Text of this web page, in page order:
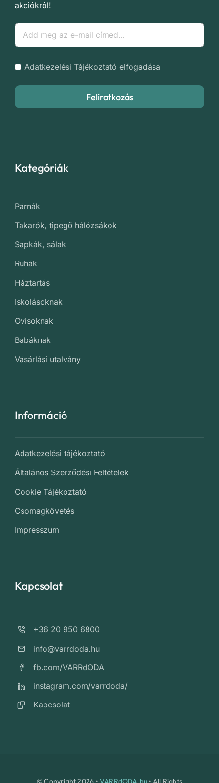
akciókról!
Adatkezelési Tájékoztató elfogadása
Feliratkozás
Kategóriák
Párnák
Takarók, tipegő hálózsákok
Sapkák, sálak
Ruhák
Háztartás
Iskolásoknak
Ovisoknak
Babáknak
Vásárlási utalvány
Információ
Adatkezelési tájékoztató
Általános Szerződési Feltételek
Cookie Tájékoztató
Csomagkövetés
Impresszum
Kapcsolat
+36 20 950 6800
info@varrdoda.hu
fb.com/VARRdODA
instagram.com/varrdoda/
Kapcsolat
© Copyright 2026 • VARRdODA.hu • All Rights